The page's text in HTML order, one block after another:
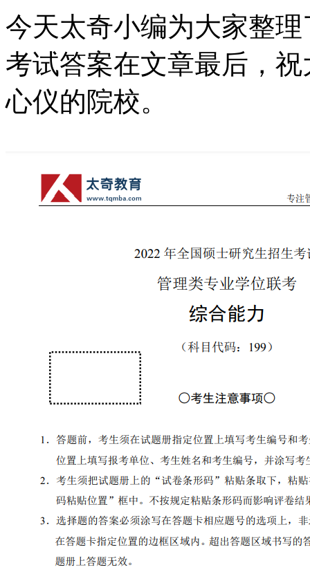
今天太奇小编为大家整
考试答案在文章最后，
心仪的院校。